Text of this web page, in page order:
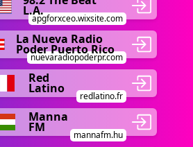
L.A.
apgforxceo.wixsite.com
La Nueva Radio
Poder Puerto Rico
nuevaradiopoderpr.com
Red
Latino
redlatino.fr
Manna
FM
mannafm.hu